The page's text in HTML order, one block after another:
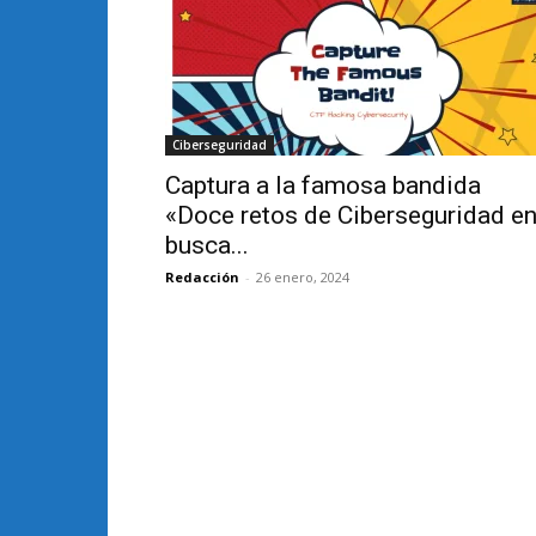
Ciberseguridad
Captura a la famosa bandida
«Doce retos de Ciberseguridad en
busca...
Redacción - 26 enero, 2024